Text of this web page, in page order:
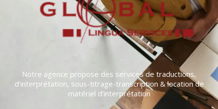
Notre agence propose des services de traductions,
d’interprétation, sous-titrage-transcription & location de
matériel d’interprétation